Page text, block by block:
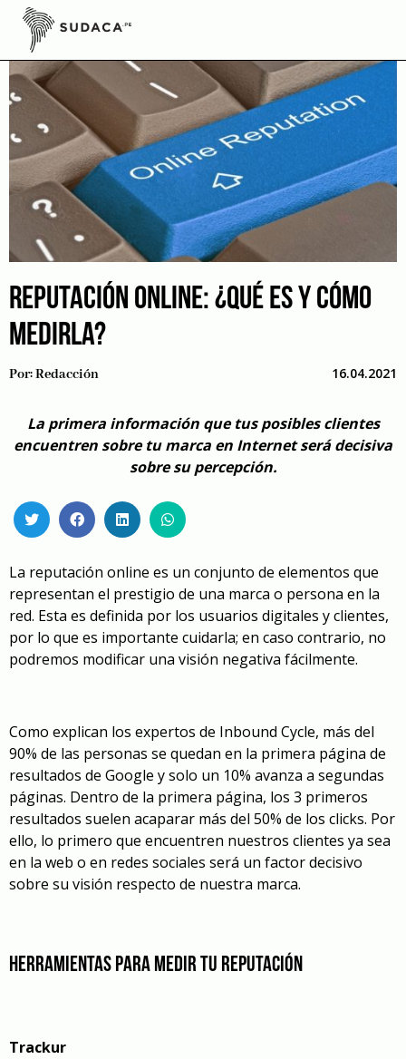
Skip
content
REPUTACIÓN ONLINE: ¿QUÉ ES Y CÓMO
MEDIRLA?
Por:Redacción 16.04.2021
La primera información que tus posibles clientes
encuentren sobre tu marca en Internet será decisiva
sobre su percepción.
La reputación online es un conjunto de elementos que
representan el prestigio de una marca o persona en la
red. Esta es definida por los usuarios digitales y clientes,
por lo que es importante cuidarla; en caso contrario, no
podremos modificar una visión negativa fácilmente.
Como explican los expertos de Inbound Cycle, más del
90% de las personas se quedan en la primera página de
resultados de Google y solo un 10% avanza a segundas
páginas. Dentro de la primera página, los 3 primeros
resultados suelen acaparar más del 50% de los clicks. Por
ello, lo primero que encuentren nuestros clientes ya sea
en la web o en redes sociales será un factor decisivo
sobre su visión respecto de nuestra marca.
Herramientas para medir tu reputación
Trackur